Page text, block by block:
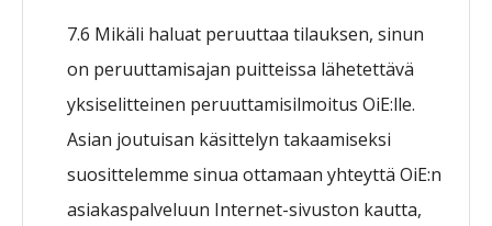
7.6 Mikäli haluat peruuttaa tilauksen, sinun
on peruuttamisajan puitteissa lähetettävä
yksiselitteinen peruuttamisilmoitus OiE:lle.
Asian joutuisan käsittelyn takaamiseksi
suosittelemme sinua ottamaan yhteyttä OiE:n
asiakaspalveluun Internet-sivuston kautta,